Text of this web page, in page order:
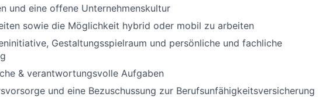
und eine offene Unternehmenskultur
sowie die Möglichkeit hybrid oder mobil zu arbeiten
Gestaltungsspielraum und persönliche und fachliche
& verantwortungsvolle Aufgaben
und eine Bezuschussung zur Berufsunfähigkeitsversicherung